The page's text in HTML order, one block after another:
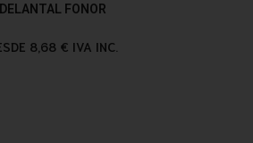
DELANTAL FONOR
8,68 € IVA INC.